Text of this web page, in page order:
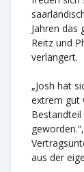
Jahren das
Reitz und
verlängert.
„Josh hat
extrem gut
Bestandteil
aus der